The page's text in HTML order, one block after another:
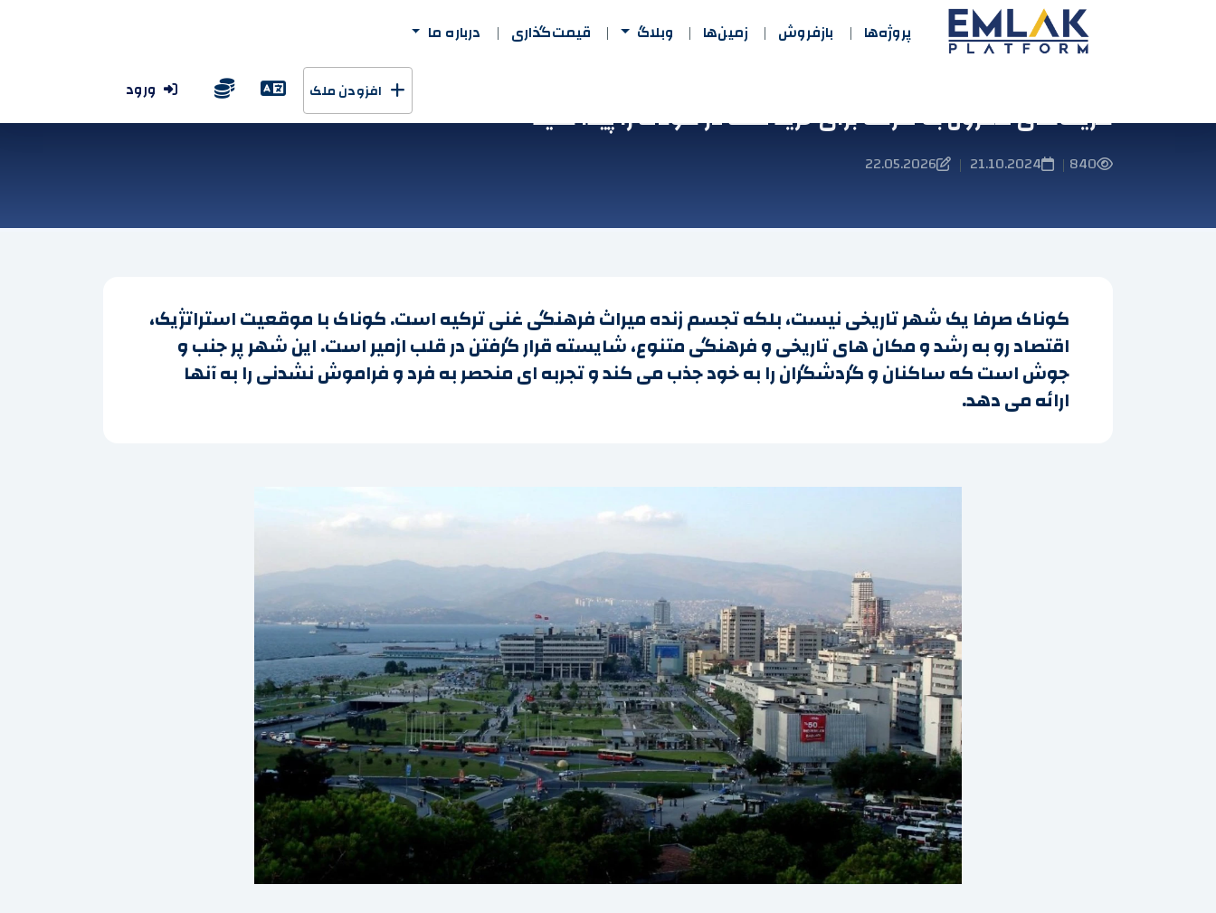
پروژه‌ها بازفروش زمین‌ها وبلاگ قیمت‌گذاری درباره ما
افزودن ملک ورود
گزینه‌های مقرون به صرفه برای خرید ملک در کوناک را پیدا کنید
840
|
21.10.2024
|
22.05.2026
کوناک صرفا یک شهر تاریخی نیست، بلکه تجسم زنده میراث فرهنگی غنی ترکیه است. کوناک با موقعیت استراتژیک،
اقتصاد رو به رشد و مکان های تاریخی و فرهنگی متنوع، شایسته قرار گرفتن در قلب ازمیر است. این شهر پر جنب و
جوش است که ساکنان و گردشگران را به خود جذب می کند و تجربه ای منحصر به فرد و فراموش نشدنی را به آنها
ارائه می دهد.